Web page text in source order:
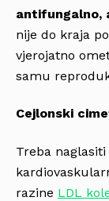
antifungalno,
nije do kraja
vjerojatno
samu
Cejlonski
Treba
razine LDL